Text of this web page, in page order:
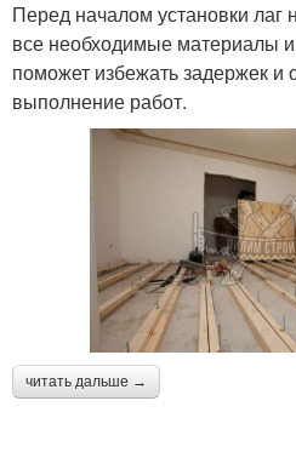
Перед началом установки лаг
все необходимые материалы
поможет избежать задержек и
выполнение работ.
читать дальше →